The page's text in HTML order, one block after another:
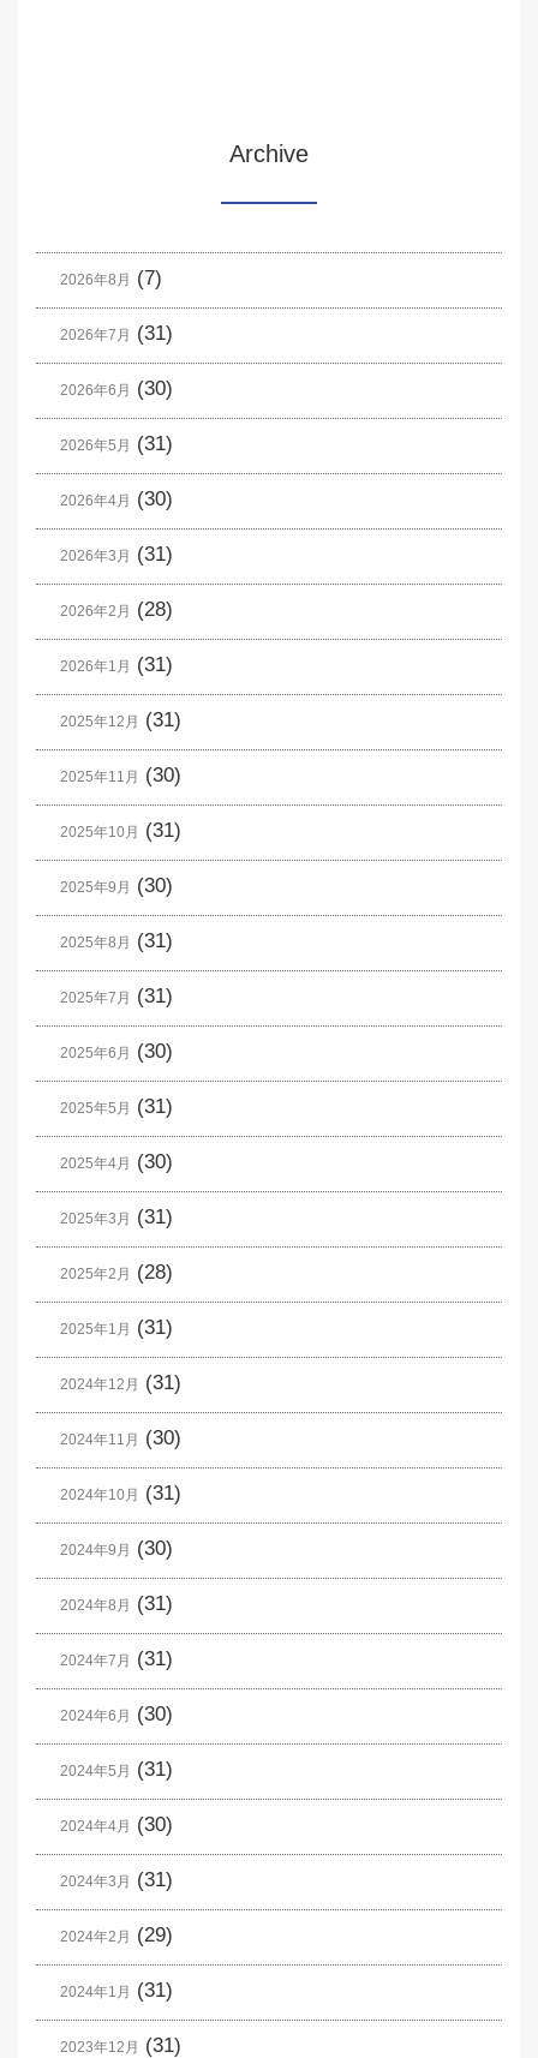
Archive
2026年8月 (7)
2026年7月 (31)
2026年6月 (30)
2026年5月 (31)
2026年4月 (30)
2026年3月 (31)
2026年2月 (28)
2026年1月 (31)
2025年12月 (31)
2025年11月 (30)
2025年10月 (31)
2025年9月 (30)
2025年8月 (31)
2025年7月 (31)
2025年6月 (30)
2025年5月 (31)
2025年4月 (30)
2025年3月 (31)
2025年2月 (28)
2025年1月 (31)
2024年12月 (31)
2024年11月 (30)
2024年10月 (31)
2024年9月 (30)
2024年8月 (31)
2024年7月 (31)
2024年6月 (30)
2024年5月 (31)
2024年4月 (30)
2024年3月 (31)
2024年2月 (29)
2024年1月 (31)
2023年12月 (31)